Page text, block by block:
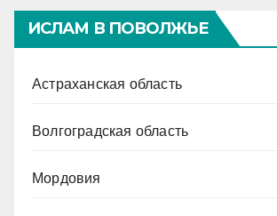
ИСЛАМ В ПОВОЛЖЬЕ
Астраханская область
Волгоградская область
Мордовия